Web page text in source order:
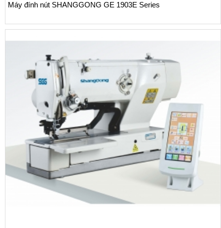
Máy đính nút SHANGGONG GE 1903E Series